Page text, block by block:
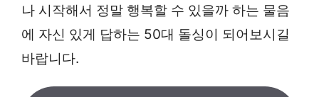
나 시작해서 정말 행복할 수 있을까 하는 물음
에 자신 있게 답하는 50대 돌싱이 되어보시길
바랍니다.